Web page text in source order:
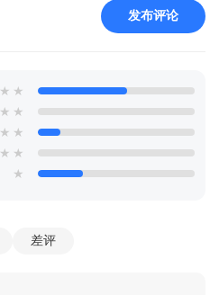
发布评论
★ ★
★ ★
★ ★
★ ★
★
差评